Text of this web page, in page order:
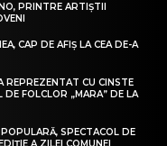
PRINTRE ARTIȘTII
CAP DE AFIȘ LA CEA DE-A
REPREZENTAT CU CINSTE
FOLCLOR „MARA” DE LA
SPECTACOL DE